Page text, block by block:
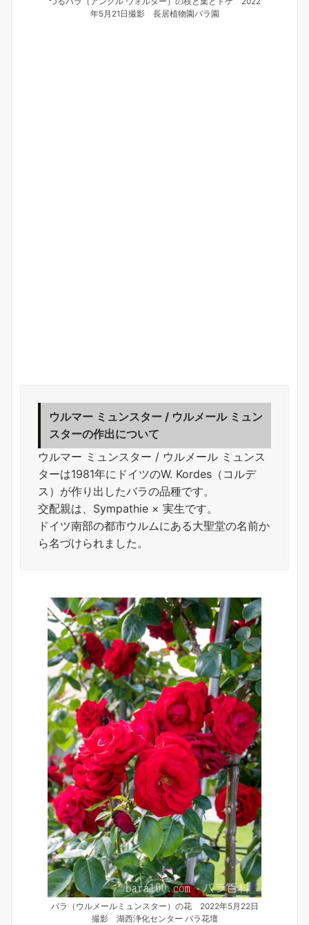
年5月21日撮影 長居植物園バラ園
ウルマー ミュンスター / ウルメール ミュン
スターの作出について
ウルマー ミュンスター / ウルメール ミュンス
ターは1981年にドイツのW. Kordes（コルデ
ス）が作り出したバラの品種です。
交配親は、Sympathie × 実生です。
ドイツ南部の都市ウルムにある大聖堂の名前か
ら名づけられました。
バラ（ウルメールミュンスター）の花 2022年5月22日
撮影 湖西浄化センター バラ花壇